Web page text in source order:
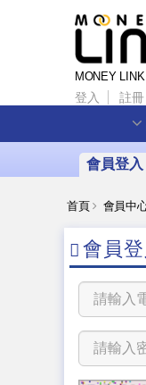
MONEY
登入 註冊
會員登入
首頁 會員中
會員登